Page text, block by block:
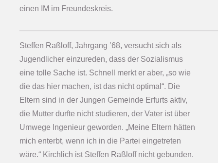
einen IM im Freundeskreis.
Steffen Raßloff, Jahrgang ’68, versucht sich als
Jugendlicher einzureden, dass der Sozialismus
eine tolle Sache ist. Schnell merkt er aber, „so wie
die das hier machen, ist das nicht optimal“. Die
Eltern sind in der Jungen Gemeinde Erfurts aktiv,
die Mutter durfte nicht studieren, der Vater ist über
Umwege Ingenieur geworden. „Meine Eltern hätten
mich enterbt, wenn ich in die Partei eingetreten
wäre.“ Kirchlich ist Steffen Raßloff nicht gebunden.